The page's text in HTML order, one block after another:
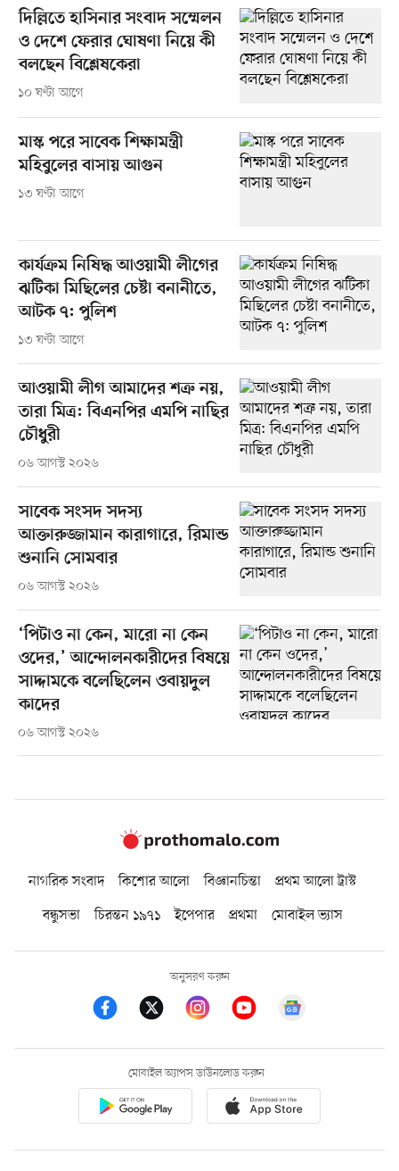
দিল্লিতে হাসিনার সংবাদ সম্মেলন
ও দেশে ফেরার ঘোষণা নিয়ে কী
বলছেন বিশ্লেষকেরা
১০ ঘণ্টা আগে
মাস্ক পরে সাবেক শিক্ষামন্ত্রী
মহিবুলের বাসায় আগুন
১৩ ঘণ্টা আগে
কার্যক্রম নিষিদ্ধ আওয়ামী লীগের
ঝটিকা মিছিলের চেষ্টা বনানীতে,
আটক ৭: পুলিশ
১৩ ঘণ্টা আগে
আওয়ামী লীগ আমাদের শত্রু নয়,
তারা মিত্র: বিএনপির এমপি নাছির
চৌধুরী
০৬ আগস্ট ২০২৬
সাবেক সংসদ সদস্য
আক্তারুজ্জামান কারাগারে, রিমান্ড
শুনানি সোমবার
০৬ আগস্ট ২০২৬
‘পিটাও না কেন, মারো না কেন
ওদের,’ আন্দোলনকারীদের বিষয়ে
সাদ্দামকে বলেছিলেন ওবায়দুল
কাদের
০৬ আগস্ট ২০২৬
নাগরিক সংবাদ কিশোর আলো বিজ্ঞানচিন্তা
প্রথম আলো ট্রাস্ট
বন্ধুসভা
চিরন্তন ১৯৭১ ইপেপার প্রথমা মোবাইল ভ্যাস
অনুসরণ করুন
মোবাইল অ্যাপস ডাউনলোড করুন